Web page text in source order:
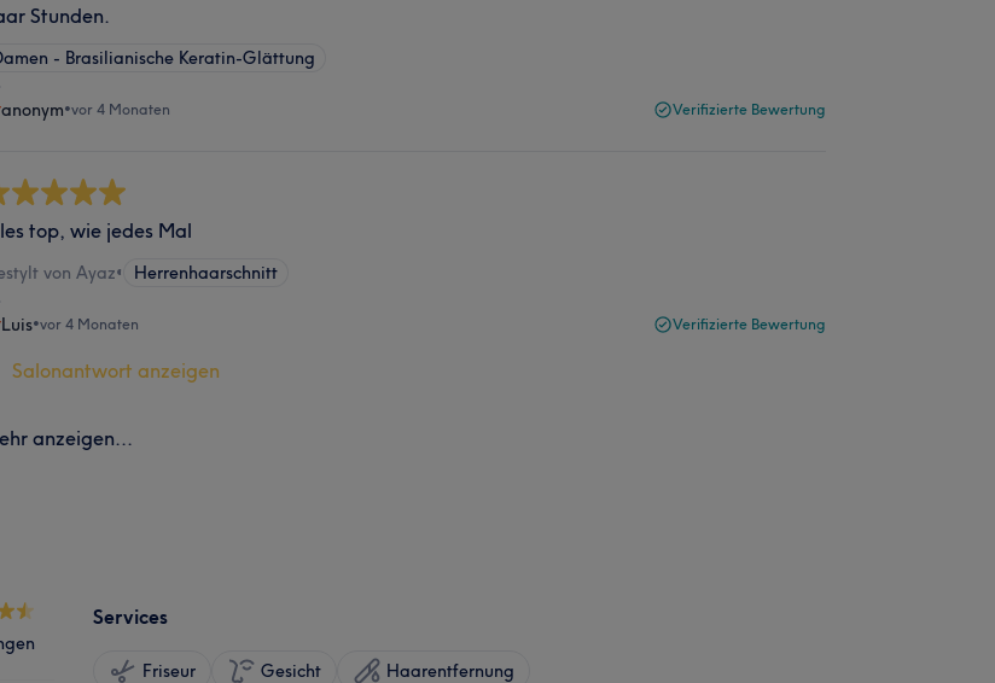
Stunden.
- Brasilianische Keratin-Glättung
anonym•vor 4 Monaten Verifizierte Bewertung
top, wie jedes Mal
von Ayaz• Herrenhaarschnitt
Luis•vor 4 Monaten Verifizierte Bewertung
Salonantwort anzeigen
anzeigen...
Services
Friseur Gesicht Haarentfernung